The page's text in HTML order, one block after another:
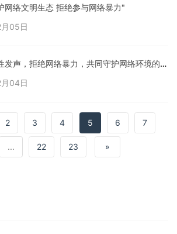
网络文明生态 拒绝参与网络暴力"
05日
【以案释法】"理性发声，拒绝网络暴力，共同守护网络环境的清朗与正义"
04日
2 3 4 5 6 7
... 22 23 »